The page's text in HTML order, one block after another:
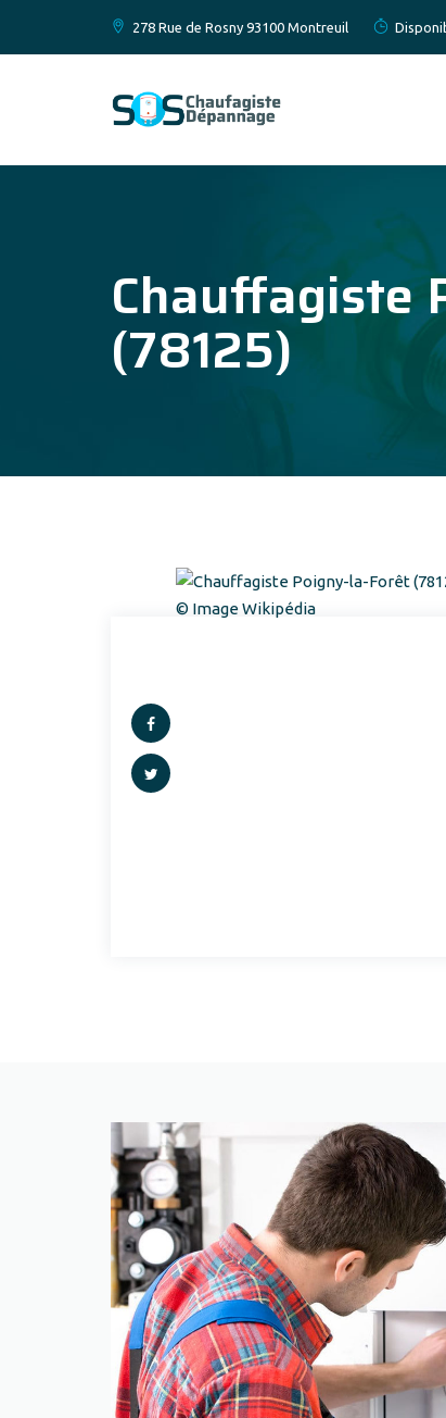
278 Rue de Rosny 93100 Montreuil
Chauffagiste
(78125)
© Image Wikipédia